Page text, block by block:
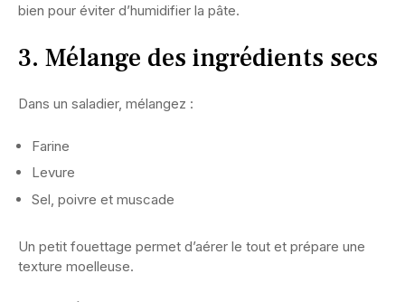
bien pour éviter d’humidifier la pâte.
3. Mélange des ingrédients secs
Dans un saladier, mélangez :
Farine
Levure
Sel, poivre et muscade
Un petit fouettage permet d’aérer le tout et prépare une
texture moelleuse.